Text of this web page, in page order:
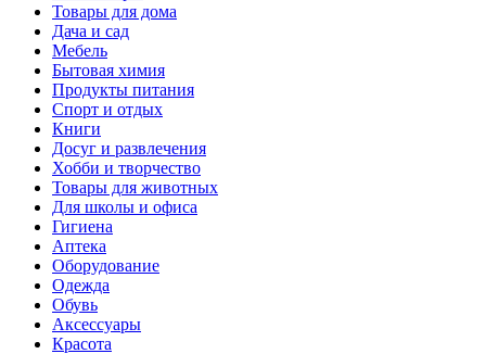
Товары для дома
Дача и сад
Мебель
Бытовая химия
Продукты питания
Спорт и отдых
Книги
Досуг и развлечения
Хобби и творчество
Товары для животных
Для школы и офиса
Гигиена
Аптека
Оборудование
Одежда
Обувь
Аксессуары
Красота